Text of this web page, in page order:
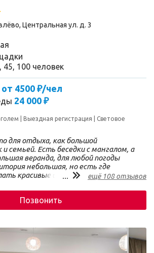
Центральная ул. д. 3
45, 100 человек
от 4500 ₽/чел
24 000 ₽
Выездная регистрация
Световое
для отдыха, как большой
семьей. Есть беседки с мангалом, а
веранда, для любой погоды
небольшая, но есть где
красивые фото. Для детей есть
... ещё 108 отзывов
Позвонить